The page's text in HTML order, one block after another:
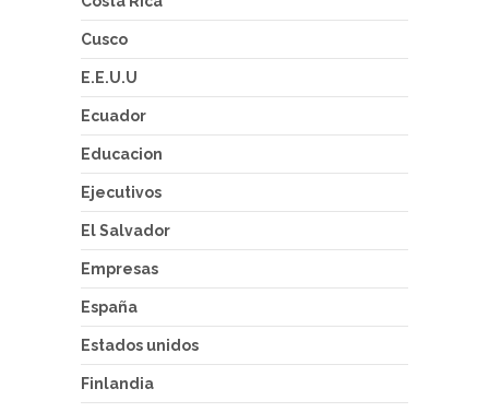
Cusco
E.E.U.U
Ecuador
Educacion
Ejecutivos
El Salvador
Empresas
España
Estados unidos
Finlandia